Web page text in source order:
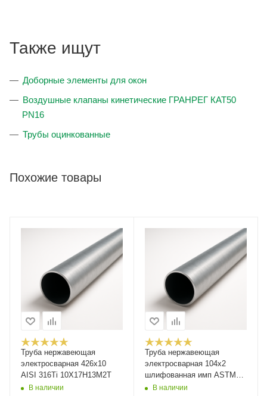
Также ищут
Доборные элементы для окон
Воздушные клапаны кинетические ГРАНРЕГ КАТ50
PN16
Трубы оцинкованные
Похожие товары
Труба нержавеющая
электросварная 426х10
AISI 316Ti 10Х17Н13М2Т
В наличии
Труба нержавеющая
электросварная 104x2
шлифованная имп ASTM
A554В наличии